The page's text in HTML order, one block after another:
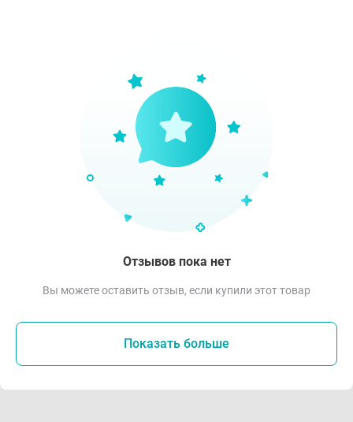
Отзывов пока нет
Вы можете оставить отзыв, если купили этот товар
Показать больше